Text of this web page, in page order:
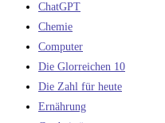
ChatGPT
Chemie
Computer
Die Glorreichen 10
Die Zahl für heute
Ernährung